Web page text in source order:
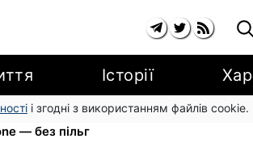
Історії
і згодні з використанням файлів cookie.
місяць: Київстар і lifecell дають знижки
— без пільг